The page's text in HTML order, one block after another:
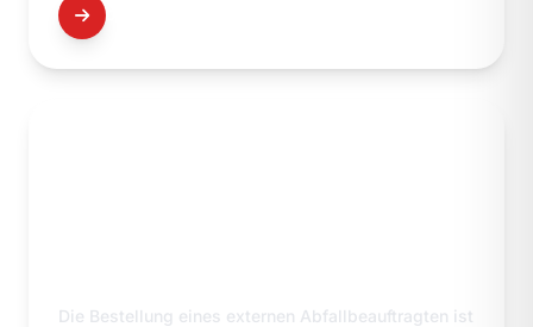
Die Bestellung eines externen Abfallbeauftragten ist